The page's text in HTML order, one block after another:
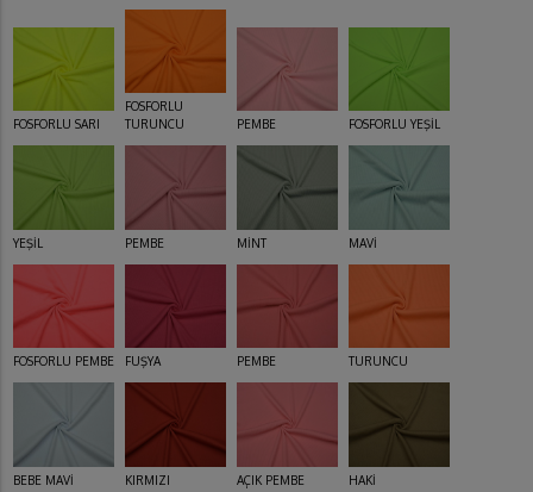
FOSFORLU SARI
FOSFORLU
TURUNCU
PEMBE FOSFORLU YEŞİL
YEŞİL PEMBE MİNT MAVİ
FOSFORLU PEMBE FUŞYA PEMBE TURUNCU
BEBE MAVİ KIRMIZI AÇIK PEMBE HAKİ